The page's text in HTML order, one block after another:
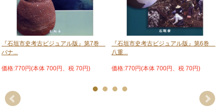
『石垣市史考古ビジュアル版』第7巻
パナ...
価格:770円(本体 700円、税 70円)
『石垣市史考古ビジュアル版』第6巻
八重...
価格:770円(本体 700円、税 70円)